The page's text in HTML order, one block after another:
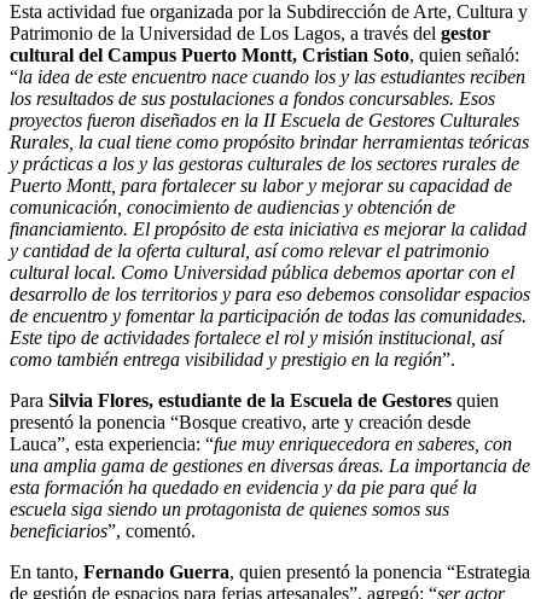
Esta actividad fue organizada por la Subdirección de Arte, Cultura y
Patrimonio de la Universidad de Los Lagos, a través del gestor
cultural del Campus Puerto Montt, Cristian Soto, quien señaló:
“la idea de este encuentro nace cuando los y las estudiantes reciben
los resultados de sus postulaciones a fondos concursables. Esos
proyectos fueron diseñados en la II Escuela de Gestores Culturales
Rurales, la cual tiene como propósito brindar herramientas teóricas
y prácticas a los y las gestoras culturales de los sectores rurales de
Puerto Montt, para fortalecer su labor y mejorar su capacidad de
comunicación, conocimiento de audiencias y obtención de
financiamiento. El propósito de esta iniciativa es mejorar la calidad
y cantidad de la oferta cultural, así como relevar el patrimonio
cultural local. Como Universidad pública debemos aportar con el
desarrollo de los territorios y para eso debemos consolidar espacios
de encuentro y fomentar la participación de todas las comunidades.
Este tipo de actividades fortalece el rol y misión institucional, así
como también entrega visibilidad y prestigio en la región”.
Para Silvia Flores, estudiante de la Escuela de Gestores quien
presentó la ponencia “Bosque creativo, arte y creación desde
Lauca”, esta experiencia: “fue muy enriquecedora en saberes, con
una amplia gama de gestiones en diversas áreas. La importancia de
esta formación ha quedado en evidencia y da pie para qué la
escuela siga siendo un protagonista de quienes somos sus
beneficiarios”, comentó.
En tanto, Fernando Guerra, quien presentó la ponencia “Estrategia
de gestión de espacios para ferias artesanales”, agregó: “ser actor